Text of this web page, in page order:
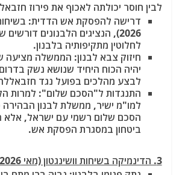
לבין חוסר יכולתה לאכוף את פירוז
דרישה להפסקת אש הדדית: בשיחות
2026), הנציגים הלבנונים
לחלוטין מתקיפותיה בלבנון.
יהיה הכוח היחיד שנושא נשק
לבצע מהלכים בפועל נגד
התנגדות ל"הסכם שלום": למרות
למו"מ ישיר, ממשלת לבנון
הסכם שלום רשמי עם ישראל, אלא
ביטחון במסגרת הפסקת אש.
3. הדינמיקה בשיחות וושינגטון (מאי 2026)